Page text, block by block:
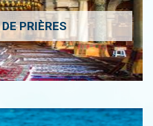
PRIÈRES